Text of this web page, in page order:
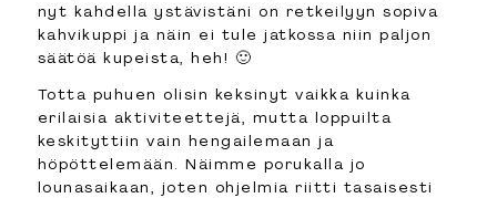
nyt kahdella ystävistäni on retkeilyyn sopiva
kahvikuppi ja näin ei tule jatkossa niin paljon
säätöä kupeista, heh! 🙂
Totta puhuen olisin keksinyt vaikka kuinka
erilaisia aktiviteettejä, mutta loppuilta
keskityttiin vain hengailemaan ja
höpöttelemään. Näimme porukalla jo
lounasaikaan, joten ohjelmia riitti tasaisesti